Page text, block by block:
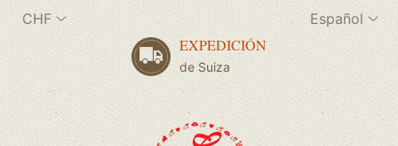
CHF Español
EXPEDICIÓN
de Suiza